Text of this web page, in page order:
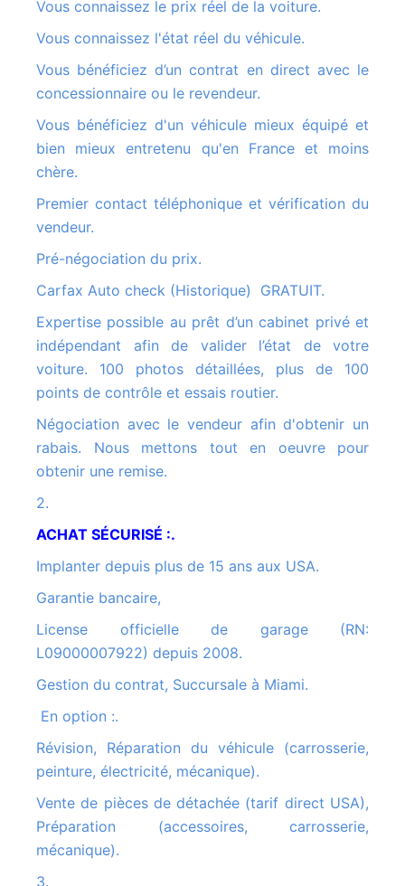
Vous connaissez le prix réel de la voiture.
Vous connaissez l'état réel du véhicule.
Vous bénéficiez d’un contrat en direct avec le
concessionnaire ou le revendeur.
Vous bénéficiez d'un véhicule mieux équipé et
bien mieux entretenu qu'en France et moins
chère.
Premier contact téléphonique et vérification du
vendeur.
Pré-négociation du prix.
Carfax Auto check (Historique) GRATUIT.
Expertise possible au prêt d’un cabinet privé et
indépendant afin de valider l’état de votre
voiture. 100 photos détaillées, plus de 100
points de contrôle et essais routier.
Négociation avec le vendeur afin d'obtenir un
rabais. Nous mettons tout en oeuvre pour
obtenir une remise.
2.
ACHAT SÉCURISÉ :.
Implanter depuis plus de 15 ans aux USA.
Garantie bancaire,
License officielle de garage (RN:
L09000007922) depuis 2008.
Gestion du contrat, Succursale à Miami.
En option :.
Révision, Réparation du véhicule (carrosserie,
peinture, électricité, mécanique).
Vente de pièces de détachée (tarif direct USA),
Préparation (accessoires, carrosserie,
mécanique).
3.